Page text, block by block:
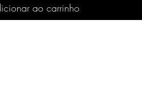
ao carrinho